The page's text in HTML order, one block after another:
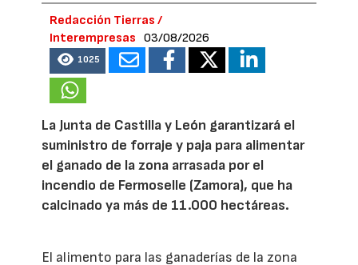
Redacción Tierras /
Interempresas
03/08/2026
1025
La Junta de Castilla y León garantizará el
suministro de forraje y paja para alimentar
el ganado de la zona arrasada por el
incendio de Fermoselle (Zamora), que ha
calcinado ya más de 11.000 hectáreas.
El alimento para las ganaderías de la zona